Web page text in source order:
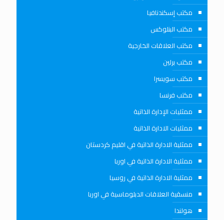
مكتب إسكندنافيا
مكتب البنلوكس
مكتب العلاقات الخارجية
مكتب برلين
مكتب سويسرا
مكتب فرنسا
ممثليات الإدارة الذاتية
ممثليات الادارة الذاتية
ممثلية الادارة الذاتية في اقليم كردستان
ممثلية الادارة الذاتية في اوربا
ممثلية الادارة الذاتية في روسيا
منسقية العلاقات الدبلوماسية في اوربا
هولندا